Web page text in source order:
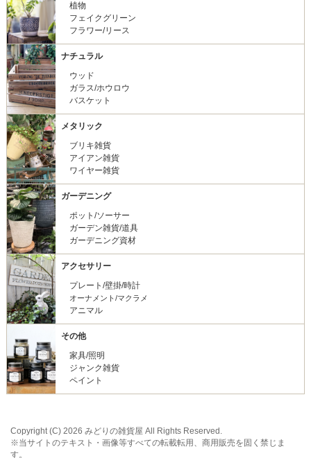
植物
フェイクグリーン
フラワー/リース
ナチュラル
ウッド
ガラス/ホウロウ
バスケット
メタリック
ブリキ雑貨
アイアン雑貨
ワイヤー雑貨
ガーデニング
ポット/ソーサー
ガーデン雑貨/道具
ガーデニング資材
アクセサリー
プレート/壁掛/時計
オーナメント/マクラメ
アニマル
その他
家具/照明
ジャンク雑貨
ペイント
Copyright (C) 2026 みどりの雑貨屋 All Rights Reserved.
※当サイトのテキスト・画像等すべての転載転用、商用販売を固く禁じま
す。